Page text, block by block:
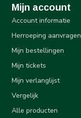
Mijn account
Account informatie
Herroeping aanvragen
Mijn bestellingen
Mijn tickets
Mijn verlanglijst
Vergelijk
Alle producten